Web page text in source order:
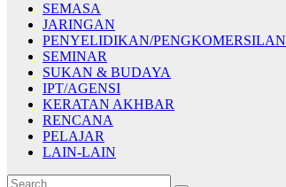
SEMASA
JARINGAN
PENYELIDIKAN/PENGKOMERSILAN
SEMINAR
SUKAN & BUDAYA
IPT/AGENSI
KERATAN AKHBAR
RENCANA
PELAJAR
LAIN-LAIN